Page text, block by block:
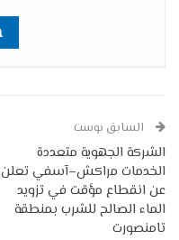
السابق بوست
الشركة الجهوية متعددة
الخدمات مراكش–آسفي تعلن
عن انقطاع مؤقت في تزويد
الماء الصالح للشرب بمنطقة
تامنصورت